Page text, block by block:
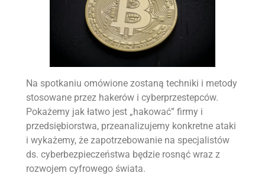
Na spotkaniu omówione zostaną techniki i metody
stosowane przez hakerów i cyberprzestepców.
Pokażemy jak łatwo jest „hakować” firmy i
przedsiębiorstwa, przeanalizujemy konkretne ataki
i wykażemy, że zapotrzebowanie na specjalistów
ds. cyberbezpieczeństwa będzie rosnąć wraz z
rozwojem cyfrowego świata.